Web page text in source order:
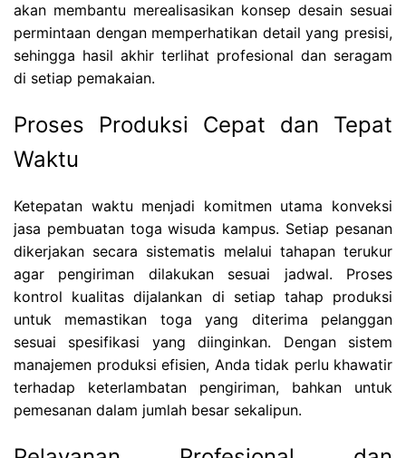
akan membantu merealisasikan konsep desain sesuai
permintaan dengan memperhatikan detail yang presisi,
sehingga hasil akhir terlihat profesional dan seragam
di setiap pemakaian.
Proses Produksi Cepat dan Tepat
Waktu
Ketepatan waktu menjadi komitmen utama konveksi
jasa pembuatan toga wisuda kampus. Setiap pesanan
dikerjakan secara sistematis melalui tahapan terukur
agar pengiriman dilakukan sesuai jadwal. Proses
kontrol kualitas dijalankan di setiap tahap produksi
untuk memastikan toga yang diterima pelanggan
sesuai spesifikasi yang diinginkan. Dengan sistem
manajemen produksi efisien, Anda tidak perlu khawatir
terhadap keterlambatan pengiriman, bahkan untuk
pemesanan dalam jumlah besar sekalipun.